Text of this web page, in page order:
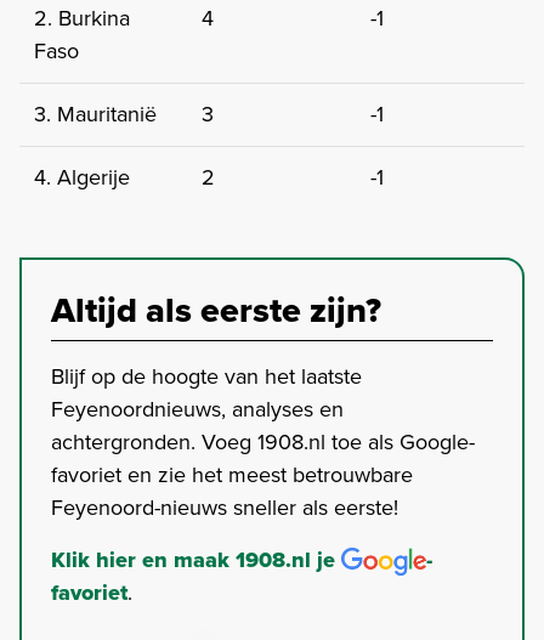
2. Burkina
Faso
4 -1
3. Mauritanië 3
-1
4. Algerije
2 -1
Altijd als eerste zijn?
Blijf op de hoogte van het laatste
Feyenoordnieuws, analyses en
achtergronden. Voeg 1908.nl toe als Google-
favoriet en zie het meest betrouwbare
Feyenoord-nieuws sneller als eerste!
Klik hier en maak 1908.nl je
-
favoriet.